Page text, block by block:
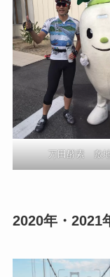
万田酵素 敷
2020年・